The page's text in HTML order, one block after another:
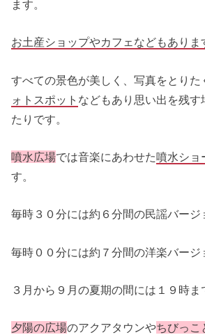
ます。
お土産ショップやカフェなどもありま
すべての景色が美しく、写真をとりた
ォトスポット などもあり思い出を残す
たりです。
噴水広場では音楽にあわせた噴水ショ
す。
毎時３０分には約６分間の民謡バージ
毎時００分には約７分間の洋楽バージ
３月から９月の夏期の間には１９時ま
夕陽の広場のアクアタウンやちびっこ